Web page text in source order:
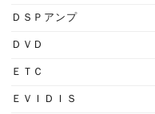
ＤＳＰアンプ
ＤＶＤ
ＥＴＣ
ＥＶＩＤＩＳ